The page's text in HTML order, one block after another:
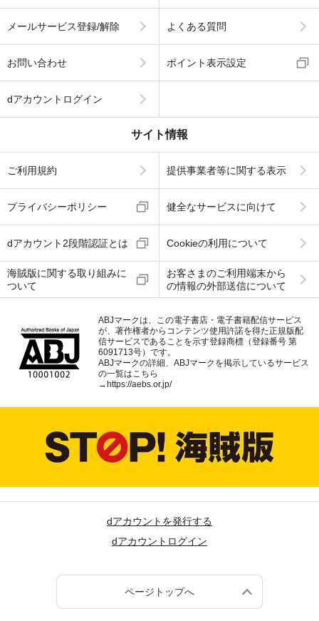
メールサービス登録/解除 よくある質問
お問い合わせ ポイント表示設定
dアカウントログイン
サイト情報
ご利用規約 提供事業者等に関する表示
プライバシーポリシー 健全なサービスに向けて
dアカウント2段階認証とは Cookieの利用について
海賊版に関する取り組みに
ついて
お客さまのご利用端末から
の情報の外部送信について
ABJマークは、この電子書店・電子書籍配信サービス
が、著作権者からコンテンツ使用許諾を得た正規版配
信サービスであることを示す登録商標（登録番号 第
6091713号）です。
ABJマークの詳細、ABJマークを掲示しているサービス
の一覧はこちら
→ https://aebs.or.jp/
dアカウントを発行する
dアカウントログイン
ページトップへ